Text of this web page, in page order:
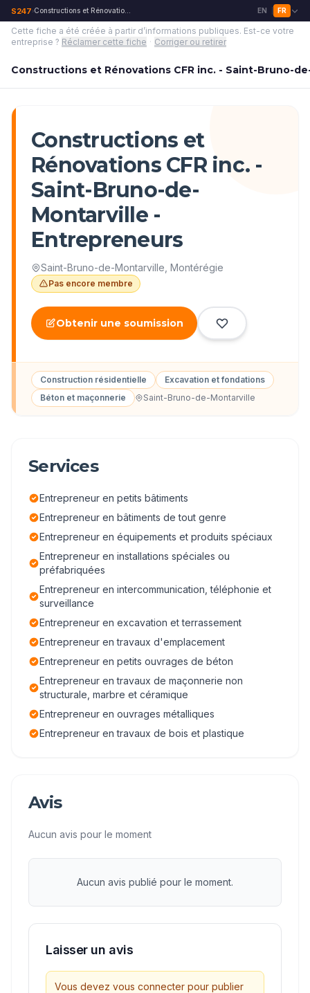
S247›Constructions et Rénovations CFR inc. - Saint-Bruno-de-Montarville -
EN FR
Cette fiche a été créée à partir d’informations publiques. Est-ce votre
entreprise ? Réclamer cette fiche · Corriger ou retirer
Constructions et Rénovations CFR inc. - Saint-Bruno-
Constructions et
Rénovations CFR inc. -
Saint-Bruno-de-
Montarville -
Entrepreneurs
Saint-Bruno-de-Montarville Montérégie
Pas encore membre
Obtenir une soumission
Construction résidentielle
Excavation et fondations
Béton et maçonnerie
Saint-Bruno-de-Montarville
Services
Entrepreneur en petits bâtiments
Entrepreneur en bâtiments de tout genre
Entrepreneur en équipements et produits spéciaux
Entrepreneur en installations spéciales ou
préfabriquées
Entrepreneur en intercommunication, téléphonie et
surveillance
Entrepreneur en excavation et terrassement
Entrepreneur en travaux d'emplacement
Entrepreneur en petits ouvrages de béton
Entrepreneur en travaux de maçonnerie non
structurale, marbre et céramique
Entrepreneur en ouvrages métalliques
Entrepreneur en travaux de bois et plastique
Avis
Aucun avis pour le moment
Aucun avis publié pour le moment.
Laisser un avis
Vous devez vous connecter pour publier